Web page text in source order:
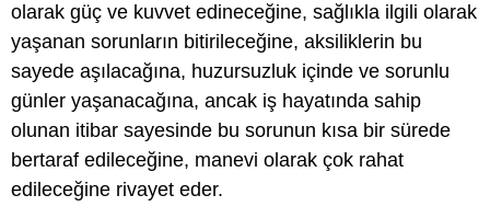
olarak güç ve kuvvet edineceğine, sağlıkla ilgili olarak
yaşanan sorunların bitirileceğine, aksiliklerin bu
sayede aşılacağına, huzursuzluk içinde ve sorunlu
günler yaşanacağına, ancak iş hayatında sahip
olunan itibar sayesinde bu sorunun kısa bir sürede
bertaraf edileceğine, manevi olarak çok rahat
edileceğine rivayet eder.